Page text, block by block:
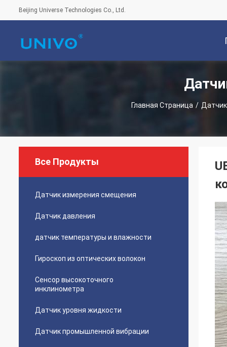
Beijing Universe Technologies Co., Ltd.
Главная Страница /
Все Продукты
Датчик измерения смещения
Датчик давления
датчик температуры и влажности
Гироскоп из оптических волокон
Сенсор высокоточного
инклинометра
Датчик уровня жидкости
Датчик промышленной вибрации